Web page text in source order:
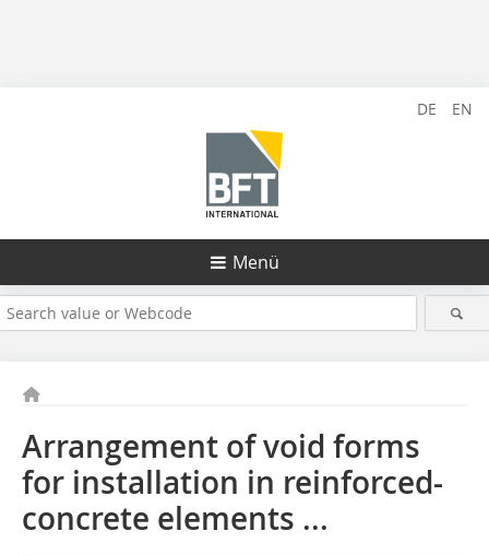
DE EN
Menü
Arrangement of void forms
for installation in reinforced-
concrete elements ...